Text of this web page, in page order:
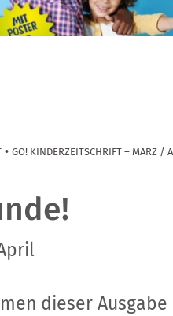
• GO! KINDERZEITSCHRIFT – MÄRZ /
dieser Ausgabe